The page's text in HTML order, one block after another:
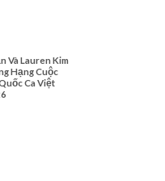
Và Lauren Kim
Hạng Cuộc
Ca Việt